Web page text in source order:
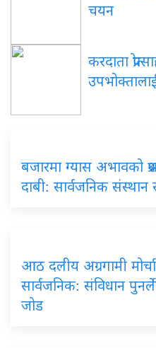
चयन
करदाता
बजारमा ग्यास अभावको
दाबी: सार्वजनिक संस्थान
आठ दलीय अग्रगामी
सार्वजनिक: संविधान
जोड